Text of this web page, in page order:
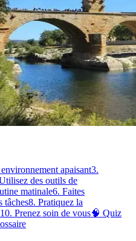
apaisant3.
des outils de
matinale6. Faites
tâches8. Pratiquez la
10. Prenez soin de vous🧠 Quiz